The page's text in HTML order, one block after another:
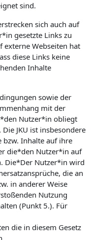
sind.
sich auch auf
gesetzte Links zu
externe Webseiten hat
diese Links keine
Inhalte
sowie der
mit der
Nutzer*in obliegt
JKU ist insbesondere
bzw. Inhalte auf ihre
die*den Nutzer*in auf
Die*Der Nutzer*in wird
die an
in anderer Weise
Nutzung
(Punkt 5.). Für
die in diesem Gesetz